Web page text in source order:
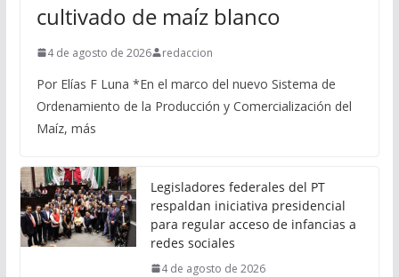
cultivado de maíz blanco
4 de agosto de 2026 redaccion
Por Elías F Luna *En el marco del nuevo Sistema de
Ordenamiento de la Producción y Comercialización del
Maíz, más
Legisladores federales del PT
respaldan iniciativa presidencial
para regular acceso de infancias a
redes sociales
4 de agosto de 2026